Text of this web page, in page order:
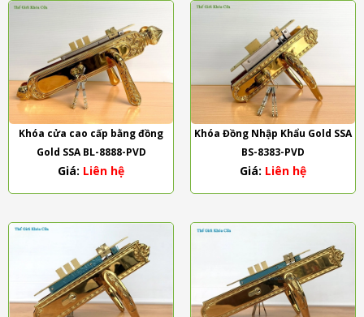
Khóa cửa cao cấp bằng đồng
Gold SSA BL-8888-PVD
Giá: Liên hệ
Khóa Đồng Nhập Khẩu Gold SSA
BS-8383-PVD
Giá: Liên hệ